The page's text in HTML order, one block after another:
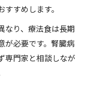
すめします。
なり、療法食は長期
が必要です。腎臓病
専門家と相談しなが